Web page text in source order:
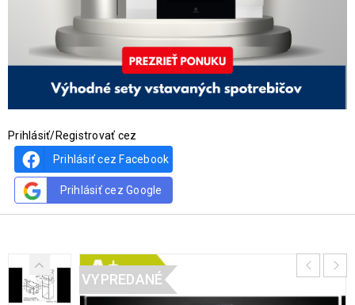
Prihlásiť/Registrovať cez
Prihlásiť cez Facebook
Prihlásiť cez Google
VYPREDANÉ